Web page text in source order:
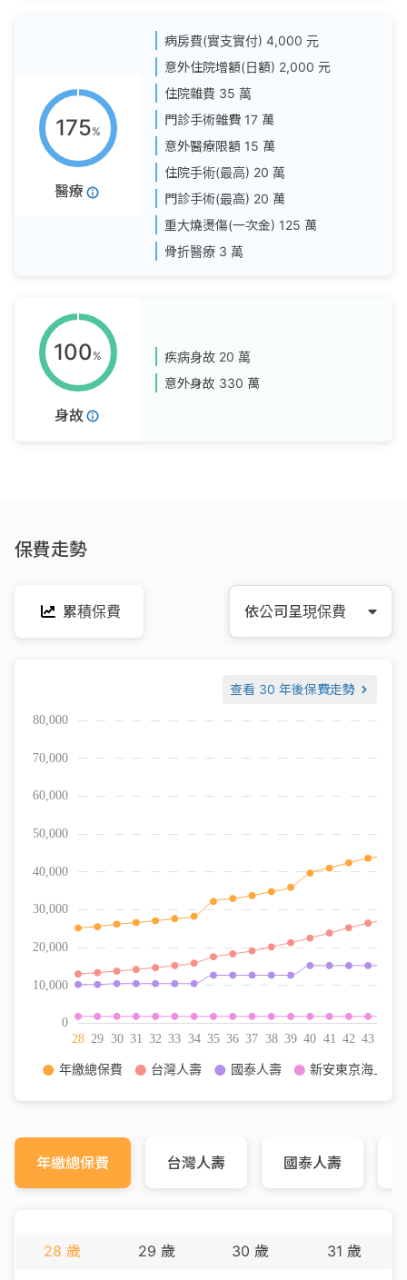
175%
醫療
病房費(實支實付) 4,000 元
意外住院增額(日額) 2,000 元
住院雜費 35 萬
門診手術雜費 17 萬
意外醫療限額 15 萬
住院手術(最高) 20 萬
門診手術(最高) 20 萬
重大燒燙傷(一次金) 125 萬
骨折醫療 3 萬
100 %
身故
疾病身故 20 萬
意外身故 330 萬
保費走勢
累積保費 依公司呈現保費
查看 30 年後保費走勢
年繳總保費 台灣人壽 國泰人壽
28 歲 29 歲 30 歲 31 歲